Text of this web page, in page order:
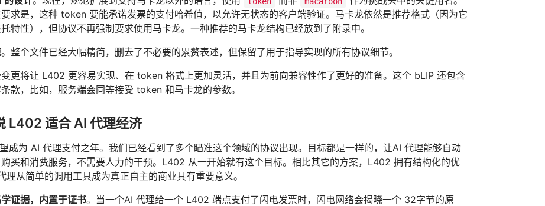
求是，这种 token 要能承诺发票的支付哈希值，以允许无状态的客户端验证。马卡龙依然是推荐格式（因为它
特性），但协议不再强制要求使用马卡龙。一种推荐的马卡龙结构已经放到了附录中。
。整个文件已经大幅精简，删去了不必要的累赘表述，但保留了用于指导实现的所有协议细节。
更将让 L402 更容易实现、在 token 格式上更加灵活，并且为前向兼容性作了更好的准备。这个 bLIP 还包含
款，比如，服务端会同等接受 token 和马卡龙的参数。
L402 适合 AI 代理经济
成为 AI 代理支付之年。我们已经看到了多个瞄准这个领域的协议出现。目标都是一样的，让AI 代理能够自动
买和消费服务，不需要人力的干预。L402 从一开始就有这个目标。相比其它的方案，L402 拥有结构化的优
理从简单的调用工具成为真正自主的商业具有重要意义。
证据，内置于证书。当一个AI 代理给一个 L402 端点支付了闪电发票时，闪电网络会揭晓一个 32字节的原